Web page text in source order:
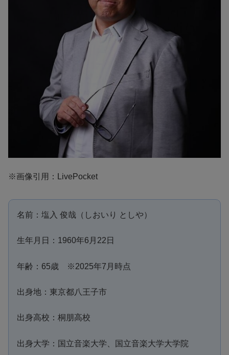
※画像引用：LivePocket
名前：塩入 俊哉（しおいり としや）
生年月日：1960年6月22日
年齢：65歳 ※2025年7月時点
出身地：東京都八王子市
出身高校：桐朋高校
出身大学：国立音楽大学、国立音楽大学大学院